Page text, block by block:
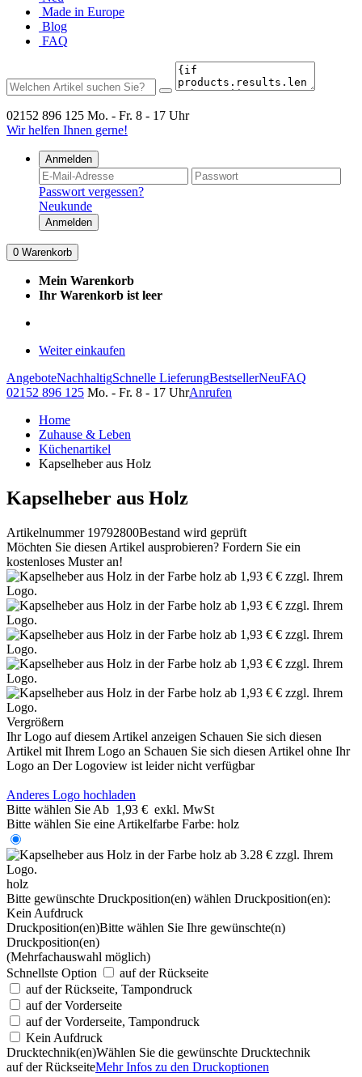
Made in Europe
Blog
FAQ
02152 896 125 Mo. - Fr. 8 - 17 Uhr
Wir helfen Ihnen gerne!
Anmelden
Passwort vergessen?
Neukunde
Anmelden
0 Warenkorb
Mein Warenkorb
Ihr Warenkorb ist leer
Weiter einkaufen
AngeboteNachhaltigSchnelle LieferungBestsellerNeuFAQ
02152 896 125 Mo. - Fr. 8 - 17 UhrAnrufen
Home
Zuhause & Leben
Küchenartikel
Kapselheber aus Holz
Kapselheber aus Holz
Artikelnummer 19792800Bestand wird geprüft
Möchten Sie diesen Artikel ausprobieren? Fordern Sie ein
kostenloses Muster an!
Vergrößern
Ihr Logo auf diesem Artikel anzeigen Schauen Sie sich diesen
Artikel mit Ihrem Logo an Schauen Sie sich diesen Artikel ohne Ihr
Logo an Der Logoview ist leider nicht verfügbar
Anderes Logo hochladen
Bitte wählen Sie Ab 1,93 € exkl. MwSt
Bitte wählen Sie eine Artikelfarbe Farbe: holz
holz
Bitte gewünschte Druckposition(en) wählen Druckposition(en):
Kein Aufdruck
Druckposition(en)Bitte wählen Sie Ihre gewünschte(n)
Druckposition(en)
(Mehrfachauswahl möglich)
Schnellste Option
auf der Rückseite
auf der Rückseite, Tampondruck
auf der Vorderseite
auf der Vorderseite, Tampondruck
Kein Aufdruck
Drucktechnik(en)Wählen Sie die gewünschte Drucktechnik
auf der RückseiteMehr Infos zu den Druckoptionen